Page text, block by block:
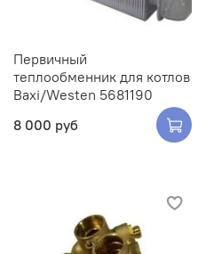
Первичный
теплообменник для котлов
Baxi/Westen 5681190
8 000 руб